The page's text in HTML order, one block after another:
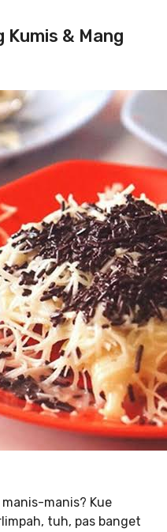
Kumis & Mang
manis? Kue
tuh, pas banget